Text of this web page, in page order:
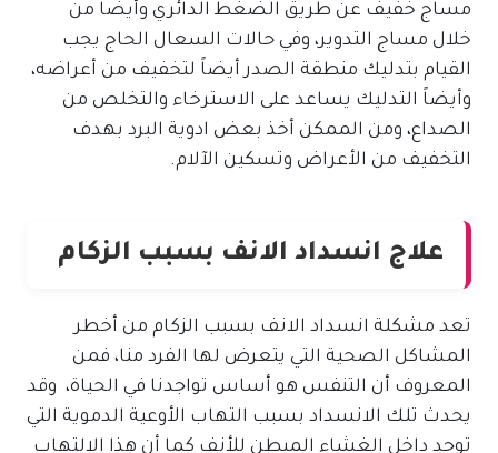
مساج خفيف عن طريق الضغط الدائري وأيضاً من
خلال مساج التدوير، وفي حالات السعال الحاج يجب
القيام بتدليك منطقة الصدر أيضاً لتخفيف من أعراضه،
وأيضاً التدليك يساعد على الاسترخاء والتخلص من
الصداع، ومن الممكن أخذ بعض ادوية البرد بهدف
التخفيف من الأعراض وتسكين الآلام.
علاج انسداد الانف بسبب الزكام
تعد مشكلة انسداد الانف بسبب الزكام من أخطر
المشاكل الصحية التي يتعرض لها الفرد منا، فمن
المعروف أن التنفس هو أساس تواجدنا في الحياة، وقد
يحدث تلك الانسداد بسبب التهاب الأوعية الدموية التي
توجد داخل الغشاء المبطن للأنف كما أن هذا الالتهاب